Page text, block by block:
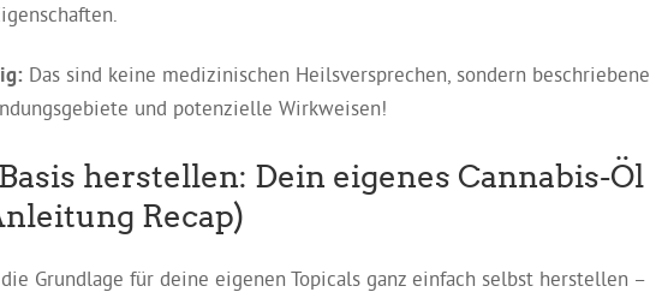
Das sind keine medizinischen Heilsversprechen, sondern beschriebene
und potenzielle Wirkweisen!
herstellen: Dein eigenes Cannabis-Öl
Recap)
Grundlage für deine eigenen Topicals ganz einfach selbst herstellen –